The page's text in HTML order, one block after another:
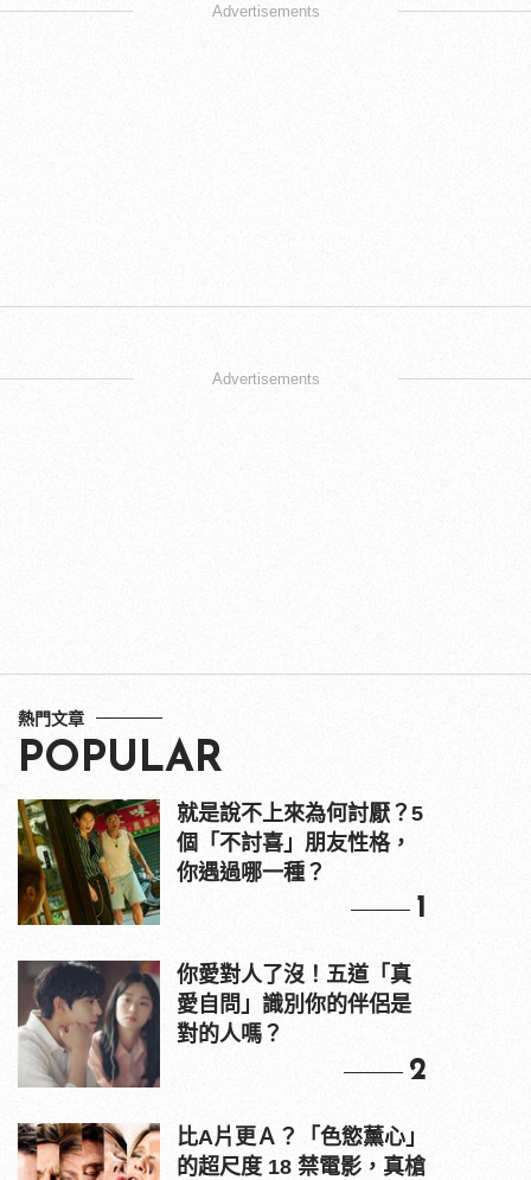
Advertisements
Advertisements
熱門文章
POPULAR
就是說不上來為何討厭？5
個「不討喜」朋友性格，
你遇過哪一種？
1
你愛對人了沒！五道「真
愛自問」識別你的伴侶是
對的人嗎？
2
比A片更Ａ？「色慾薰心」
的超尺度 18 禁電影，真槍